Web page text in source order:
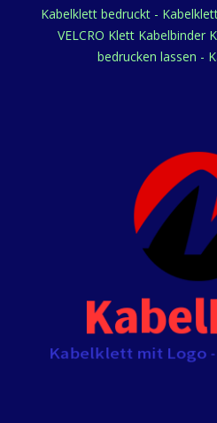
Kabelklett bedruckt -
VELCRO Klett Kabelbinder
bedrucken lassen -